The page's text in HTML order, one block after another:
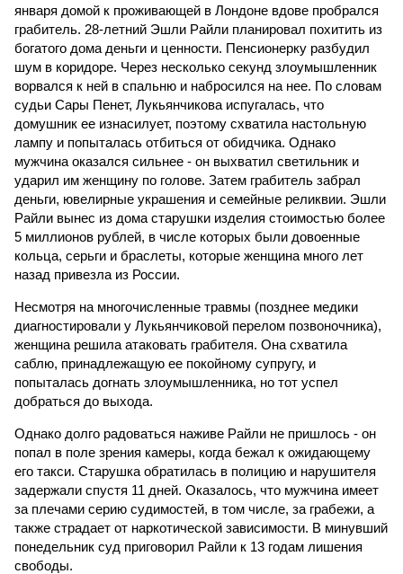
января домой к проживающей в Лондоне вдове пробрался
грабитель. 28-летний Эшли Райли планировал похитить из
богатого дома деньги и ценности. Пенсионерку разбудил
шум в коридоре. Через несколько секунд злоумышленник
ворвался к ней в спальню и набросился на нее. По словам
судьи Сары Пенет, Лукьянчикова испугалась, что
домушник ее изнасилует, поэтому схватила настольную
лампу и попыталась отбиться от обидчика. Однако
мужчина оказался сильнее - он выхватил светильник и
ударил им женщину по голове. Затем грабитель забрал
деньги, ювелирные украшения и семейные реликвии. Эшли
Райли вынес из дома старушки изделия стоимостью более
5 миллионов рублей, в числе которых были довоенные
кольца, серьги и браслеты, которые женщина много лет
назад привезла из России.
Несмотря на многочисленные травмы (позднее медики
диагностировали у Лукьянчиковой перелом позвоночника),
женщина решила атаковать грабителя. Она схватила
саблю, принадлежащую ее покойному супругу, и
попыталась догнать злоумышленника, но тот успел
добраться до выхода.
Однако долго радоваться наживе Райли не пришлось - он
попал в поле зрения камеры, когда бежал к ожидающему
его такси. Старушка обратилась в полицию и нарушителя
задержали спустя 11 дней. Оказалось, что мужчина имеет
за плечами серию судимостей, в том числе, за грабежи, а
также страдает от наркотической зависимости. В минувший
понедельник суд приговорил Райли к 13 годам лишения
свободы.